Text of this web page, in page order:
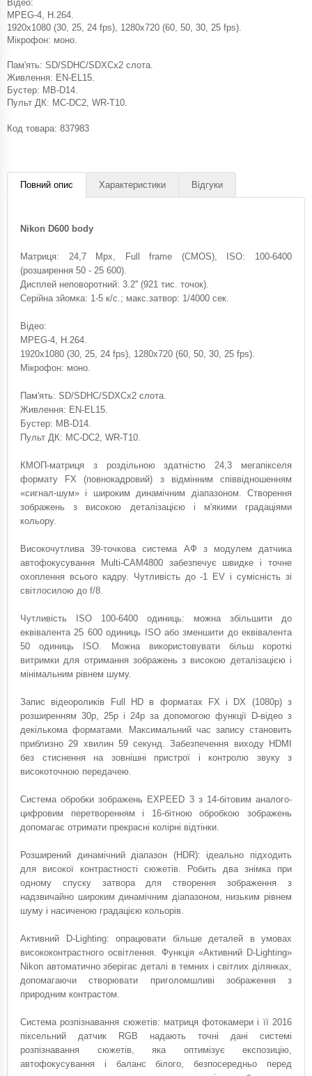
Відео:
MPEG-4, H.264.
1920x1080 (30, 25, 24 fps), 1280x720 (60, 50, 30, 25 fps).
Мікрофон: моно.
Пам'ять: SD/SDHC/SDXCx2 слота.
Живлення: EN-EL15.
Бустер: MB-D14.
Пульт ДК: MC-DC2, WR-T10.
Код товара: 837983
Повний опис Характеристики Відгуки
Nikon D600 body
Матриця: 24,7 Mpx, Full frame (CMOS), ISO: 100-6400
(розширення 50 - 25 600).
Дисплей неповоротний: 3.2'' (921 тис. точок).
Серійна зйомка: 1-5 к/с.; макс.затвор: 1/4000 сек.
Відео:
MPEG-4, H.264.
1920x1080 (30, 25, 24 fps), 1280x720 (60, 50, 30, 25 fps).
Мікрофон: моно.
Пам'ять: SD/SDHC/SDXCx2 слота.
Живлення: EN-EL15.
Бустер: MB-D14.
Пульт ДК: MC-DC2, WR-T10.
КМОП-матриця з роздільною здатністю 24,3 мегапікселя
формату FX (повнокадровий) з відмінним співвідношенням
«сигнал-шум» і широким динамічним діапазоном. Створення
зображень з високою деталізацією і м'якими градаціями
кольору.
Високочутлива 39-точкова система АФ з модулем датчика
автофокусування Multi-CAM4800 забезпечує швидке і точне
охоплення всього кадру. Чутливість до -1 EV і сумісність зі
світлосилою до f/8.
Чутливість ISO 100-6400 одиниць: можна збільшити до
еквівалента 25 600 одиниць ISO або зменшити до еквівалента
50 одиниць ISO. Можна використовувати більш короткі
витримки для отримання зображень з високою деталізацією і
мінімальним рівнем шуму.
Запис відеороликів Full HD в форматах FX і DX (1080p) з
розширенням 30p, 25p і 24p за допомогою функції D-відео з
декількома форматами. Максимальний час запису становить
приблизно 29 хвилин 59 секунд. Забезпечення виходу HDMI
без стиснення на зовнішні пристрої і контролю звуку з
високоточною передачею.
Система обробки зображень EXPEED 3 з 14-бітовим аналого-
цифровим перетворенням і 16-бітною обробкою зображень
допомагає отримати прекрасні колірні відтінки.
Розширений динамічний діапазон (HDR): ідеально підходить
для високої контрастності сюжетів. Робить два знімка при
одному спуску затвора для створення зображення з
надзвичайно широким динамічним діапазоном, низьким рівнем
шуму і насиченою градацією кольорів.
Активний D-Lighting: опрацювати більше деталей в умовах
висококонтрастного освітлення. Функція «Активний D-Lighting»
Nikon автоматично зберігає деталі в темних і світлих ділянках,
допомагаючи створювати приголомшливі зображення з
природним контрастом.
Система розпізнавання сюжетів: матриця фотокамери і її 2016
піксельний датчик RGB надають точні дані системі
розпізнавання сюжетів, яка оптимізує експозицію,
автофокусування і баланс білого, безпосередньо перед